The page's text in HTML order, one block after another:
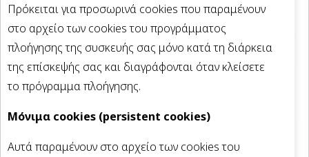
Πρόκειται για προσωρινά cookies που παραμένουν
στο αρχείο των cookies του προγράμματος
πλοήγησης της συσκευής σας μόνο κατά τη διάρκεια
της επίσκεψής σας και διαγράφονται όταν κλείσετε
το πρόγραμμα πλοήγησης.
Μόνιμα cookies (persistent cookies)
Αυτά παραμένουν στο αρχείο των cookies του